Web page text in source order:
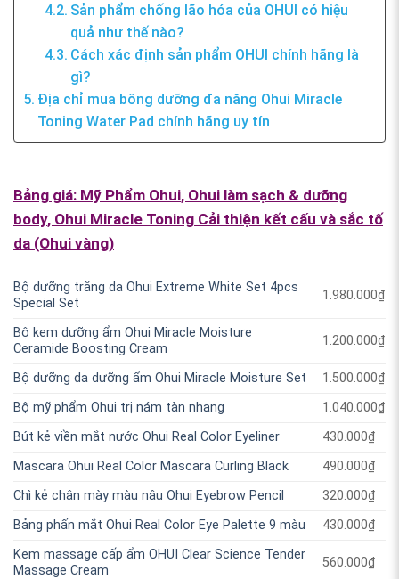
Sản phẩm chống lão hóa của OHUI có hiệu
quả như thế nào?
Cách xác định sản phẩm OHUI chính hãng là
gì?
Địa chỉ mua bông dưỡng đa năng Ohui Miracle
Toning Water Pad chính hãng uy tín
Bảng giá: Mỹ Phẩm Ohui, Ohui làm sạch & dưỡng
body, Ohui Miracle Toning Cải thiện kết cấu và sắc tố
da (Ohui vàng)
Bộ dưỡng trắng da Ohui Extreme White Set 4pcs
Special Set
1.980.000₫
Bộ kem dưỡng ẩm Ohui Miracle Moisture
Ceramide Boosting Cream
1.200.000₫
Bộ dưỡng da dưỡng ẩm Ohui Miracle Moisture Set 1.500.000₫
Bộ mỹ phẩm Ohui trị nám tàn nhang
1.040.000₫
Bút kẻ viền mắt nước Ohui Real Color Eyeliner
430.000₫
Mascara Ohui Real Color Mascara Curling Black
490.000₫
Chì kẻ chân mày màu nâu Ohui Eyebrow Pencil
320.000₫
Bảng phấn mắt Ohui Real Color Eye Palette 9 màu
430.000₫
Kem massage cấp ẩm OHUI Clear Science Tender
Massage Cream
560.000₫